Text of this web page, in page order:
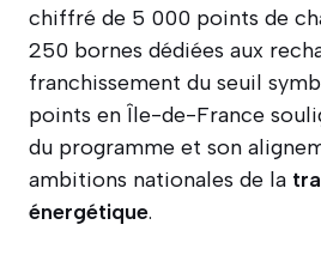
chiffré de 5 000 points de
250 bornes dédiées aux
franchissement du seuil
points en Île-de-France
du programme et son
ambitions nationales de la
énergétique.